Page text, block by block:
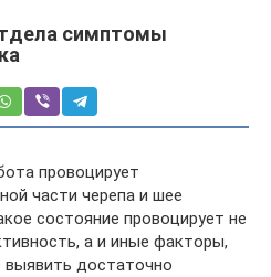
симптомы
провоцирует
части черепа и шее
состояние провоцирует не
а и иные факторы,
достаточно